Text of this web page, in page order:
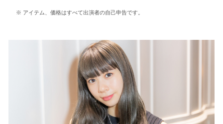
アイテム、価格はすべて出演者の自己申告です。